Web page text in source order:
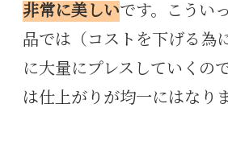
非常に美しいです。こうい
品では（コストを下げる為
に大量にプレスしていくの
は仕上がりが均一にはなり